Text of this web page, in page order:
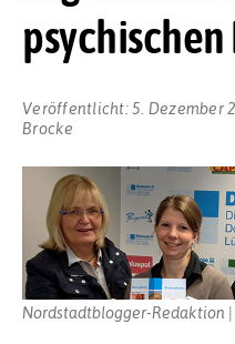
Veröffentlicht:5. Dezember
Brocke
Nordstadtblogger-Redaktion